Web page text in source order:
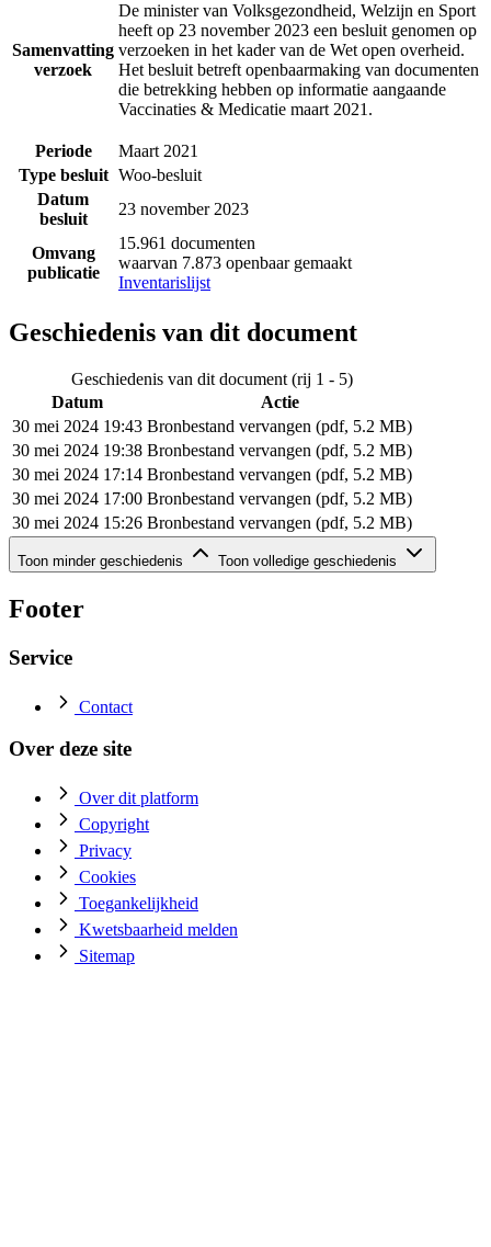
Samenvatting
verzoek
De minister van Volksgezondheid, Welzijn en Sport
heeft op 23 november 2023 een besluit genomen op
verzoeken in het kader van de Wet open overheid.
Het besluit betreft openbaarmaking van documenten
die betrekking hebben op informatie aangaande
Vaccinaties & Medicatie maart 2021.
Periode
Maart 2021
Type besluit Woo-besluit
Datum
besluit
23 november 2023
Omvang
publicatie
15.961 documenten
waarvan 7.873 openbaar gemaakt
Inventarislijst
Geschiedenis van dit document
Geschiedenis van dit document (rij 1 - 5)
Datum
Actie
30 mei 2024 19:43 Bronbestand vervangen (pdf, 5.2 MB)
30 mei 2024 19:38 Bronbestand vervangen (pdf, 5.2 MB)
30 mei 2024 17:14 Bronbestand vervangen (pdf, 5.2 MB)
30 mei 2024 17:00 Bronbestand vervangen (pdf, 5.2 MB)
30 mei 2024 15:26 Bronbestand vervangen (pdf, 5.2 MB)
Geschiedenis van dit document (rij 6 - 6)
Datum
Actie
Toon minder geschiedenis Toon volledige geschiedenis
Footer
Service
Contact
Over deze site
Over dit platform
Copyright
Privacy
Cookies
Toegankelijkheid
Kwetsbaarheid melden
Sitemap